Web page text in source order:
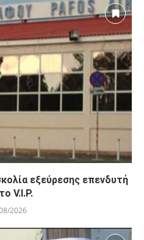
εξεύρεσης επενδυτή
V.I.P.
2026